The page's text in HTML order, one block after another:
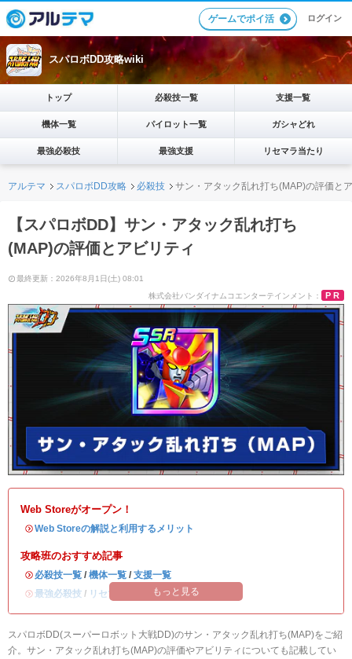
ゲームでポイ活 ログイン
スパロボDD攻略wiki
トップ 必殺技一覧 支援一覧
機体一覧 パイロット一覧 ガシャどれ
最強必殺技 最強支援 リセマラ当たり
アルテマ スパロボDD攻略 必殺技 サン・アタック乱れ打ち(MAP)の評価と
【スパロボDD】サン・アタック乱れ打ち
(MAP)の評価とアビリティ
最終更新：2026年8月1日(土) 08:01
PR
Web Storeがオープン！
・Web Storeの解説と利用するメリット
攻略班のおすすめ記事
・ 必殺技一覧 / 機体一覧 / 支援一覧
・最強必殺技 / リセマラ当たりランキング
もっと見る
スパロボDD(スーパーロボット大戦DD)のサン・アタック乱れ打ち(MAP)をご紹
介。サン・アタック乱れ打ち(MAP)の評価やアビリティについても記載してい